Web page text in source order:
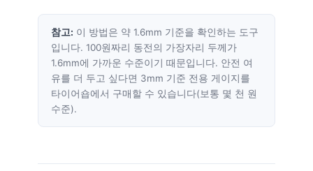
참고: 이 방법은 약 1.6mm 기준을 확인하는 도구
입니다. 100원짜리 동전의 가장자리 두께가
1.6mm에 가까운 수준이기 때문입니다. 안전 여
유를 더 두고 싶다면 3mm 기준 전용 게이지를
타이어숍에서 구매할 수 있습니다(보통 몇 천 원
수준).